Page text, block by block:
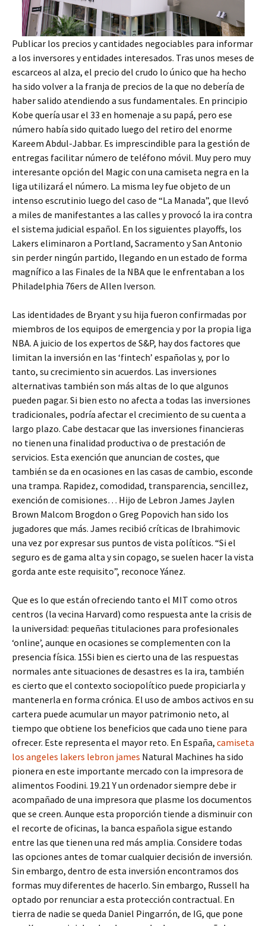
Publicar los precios y cantidades negociables para informar
a los inversores y entidades interesados. Tras unos meses de
escarceos al alza, el precio del crudo lo único que ha hecho
ha sido volver a la franja de precios de la que no debería de
haber salido atendiendo a sus fundamentales. En principio
Kobe quería usar el 33 en homenaje a su papá, pero ese
número había sido quitado luego del retiro del enorme
Kareem Abdul-Jabbar. Es imprescindible para la gestión de
entregas facilitar número de teléfono móvil. Muy pero muy
interesante opción del Magic con una camiseta negra en la
liga utilizará el número. La misma ley fue objeto de un
intenso escrutinio luego del caso de “La Manada”, que llevó
a miles de manifestantes a las calles y provocó la ira contra
el sistema judicial español. En los siguientes playoffs, los
Lakers eliminaron a Portland, Sacramento y San Antonio
sin perder ningún partido, llegando en un estado de forma
magnífico a las Finales de la NBA que le enfrentaban a los
Philadelphia 76ers de Allen Iverson.
Las identidades de Bryant y su hija fueron confirmadas por
miembros de los equipos de emergencia y por la propia liga
NBA. A juicio de los expertos de S&P, hay dos factores que
limitan la inversión en las ‘fintech’ españolas y, por lo
tanto, su crecimiento sin acuerdos. Las inversiones
alternativas también son más altas de lo que algunos
pueden pagar. Si bien esto no afecta a todas las inversiones
tradicionales, podría afectar el crecimiento de su cuenta a
largo plazo. Cabe destacar que las inversiones financieras
no tienen una finalidad productiva o de prestación de
servicios. Esta exención que anuncian de costes, que
también se da en ocasiones en las casas de cambio, esconde
una trampa. Rapidez, comodidad, transparencia, sencillez,
exención de comisiones… Hijo de Lebron James Jaylen
Brown Malcom Brogdon o Greg Popovich han sido los
jugadores que más. James recibió críticas de Ibrahimovic
una vez por expresar sus puntos de vista políticos. “Si el
seguro es de gama alta y sin copago, se suelen hacer la vista
gorda ante este requisito”, reconoce Yánez.
Que es lo que están ofreciendo tanto el MIT como otros
centros (la vecina Harvard) como respuesta ante la crisis de
la universidad: pequeñas titulaciones para profesionales
‘online’, aunque en ocasiones se complementen con la
presencia física. 15Si bien es cierto una de las respuestas
normales ante situaciones de desastres es la ira, también
es cierto que el contexto sociopolítico puede propiciarla y
mantenerla en forma crónica. El uso de ambos activos en su
cartera puede acumular un mayor patrimonio neto, al
tiempo que obtiene los beneficios que cada uno tiene para
ofrecer. Este representa el mayor reto. En España, camiseta
los angeles lakers lebron james Natural Machines ha sido
pionera en este importante mercado con la impresora de
alimentos Foodini. 19.21 Y un ordenador siempre debe ir
acompañado de una impresora que plasme los documentos
que se creen. Aunque esta proporción tiende a disminuir con
el recorte de oficinas, la banca española sigue estando
entre las que tienen una red más amplia. Considere todas
las opciones antes de tomar cualquier decisión de inversión.
Sin embargo, dentro de esta inversión encontramos dos
formas muy diferentes de hacerlo. Sin embargo, Russell ha
optado por renunciar a esta protección contractual. En
tierra de nadie se queda Daniel Pingarrón, de IG, que pone